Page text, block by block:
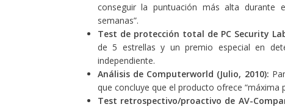
conseguir la puntuación más alta durante
semanas”.
Test de protección total de PC Security
de 5 estrellas y un premio especial en
independiente.
Análisis de Computerworld (Julio, 2010):
que concluye que el producto ofrece “máxima
Test retrospectivo/proactivo de AV-